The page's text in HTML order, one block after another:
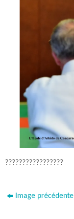
?????????????????
Image précédente